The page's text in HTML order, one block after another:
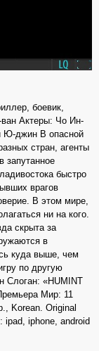
боевик,
Актеры: Чо Ин-
Ю-джин В опасной
стран, агенты
запутанное
быстро
врагов
В этом мире,
ни на кого.
скрыта за
в
куда выше, чем
по другую
Слоган: «HUMINT
Мир: 11
Korean. Original
ipad, iphone, android